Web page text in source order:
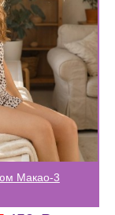
Макао-3